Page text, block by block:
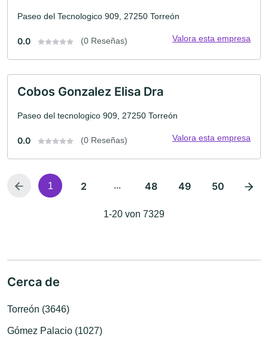
Paseo del Tecnologico 909, 27250 Torreón
0.0 (0 Reseñas) Valora esta empresa
Cobos Gonzalez Elisa Dra
Paseo del tecnologico 909, 27250 Torreón
0.0 (0 Reseñas) Valora esta empresa
1 2 ... 48 49 50
1-20 von 7329
Cerca de
Torreón (3646)
Gómez Palacio (1027)